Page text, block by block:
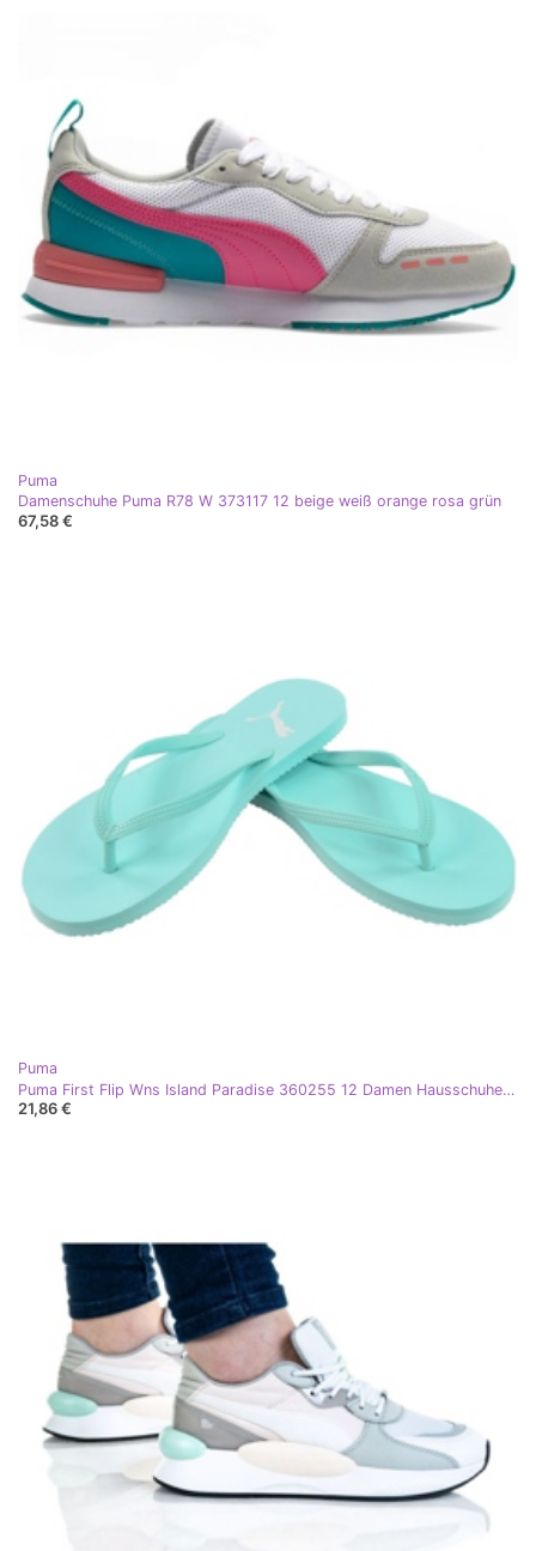
Puma
Damenschuhe Puma R78 W 373117 12 beige weiß orange rosa grün
67,58 €
Puma
Puma First Flip Wns Island Paradise 360255 12 Damen Hausschuhe grün
21,86 €